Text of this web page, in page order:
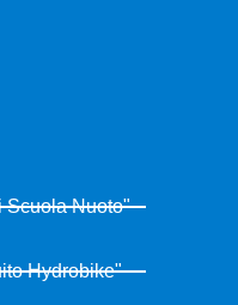
Scuola Nuoto"
Hydrobike"